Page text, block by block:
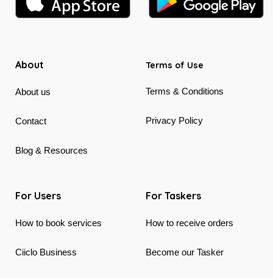
About
About us
Contact
Blog & Resources
Terms of Use
Terms & Conditions
Privacy Policy
For Users
How to book services
Ciiclo Business
For Taskers
How to receive orders
Become our Tasker